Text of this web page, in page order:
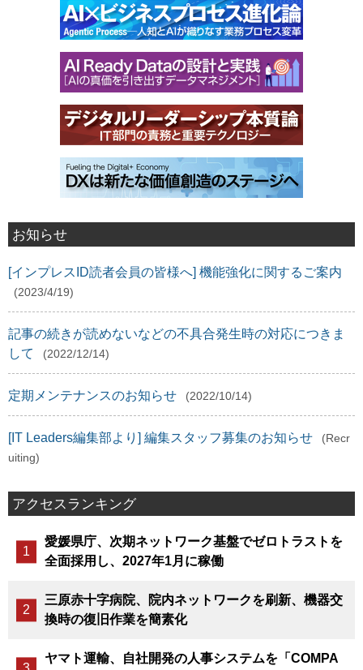
お知らせ
[インプレスID読者会員の皆様へ] 機能強化に関するご案内
(2023/4/19)
記事の続きが読めないなどの不具合発生時の対応につきま
して
(2022/12/14)
定期メンテナンスのお知らせ (2022/10/14)
[IT Leaders編集部より] 編集スタッフ募集のお知らせ
(Recr
uiting)
アクセスランキング
愛媛県庁、次期ネットワーク基盤でゼロトラストを
全面採用し、2027年1月に稼働
三原赤十字病院、院内ネットワークを刷新、機器交
換時の復旧作業を簡素化
ヤマト運輸、自社開発の人事システムを「COMPA